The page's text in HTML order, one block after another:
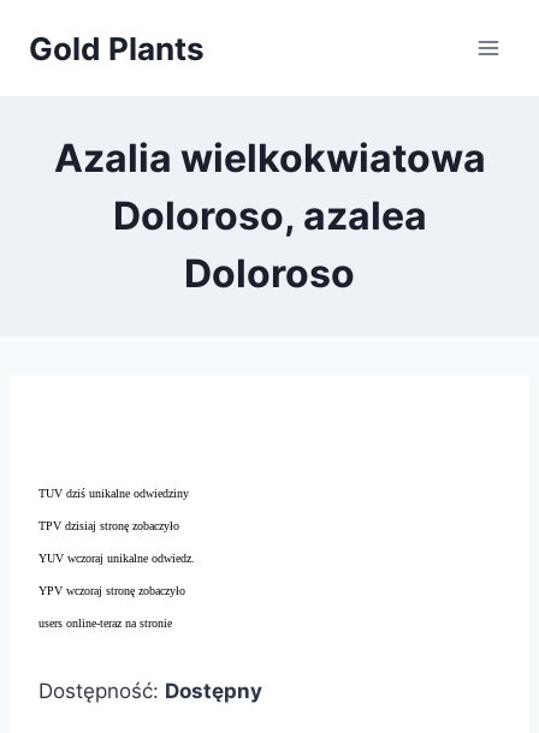
Gold Plants
Azalia wielkokwiatowa
Doloroso, azalea
Doloroso
TUV dziś unikalne odwiedziny
TPV dzisiaj stronę zobaczyło
YUV wczoraj unikalne odwiedz.
YPV wczoraj stronę zobaczyło
users online-teraz na stronie
Dostępność: Dostępny